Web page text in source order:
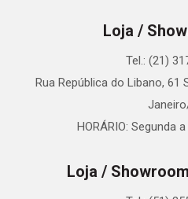
Loja /
Tel.: (21)
Rua República do Libano, 61
HORÁRIO: Segunda
Loja /